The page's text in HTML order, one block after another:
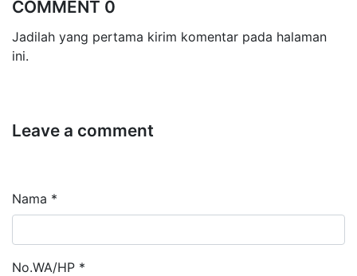
COMMENT 0
Jadilah yang pertama kirim komentar pada halaman
ini.
Leave a comment
Nama *
No.WA/HP *